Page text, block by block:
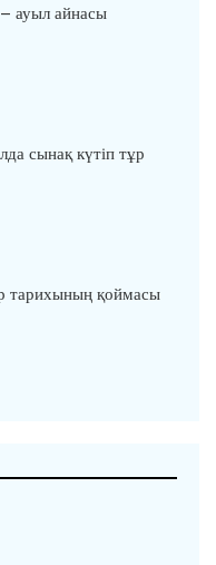
ауыл айнасы
сынақ күтіп тұр
тарихының қоймасы